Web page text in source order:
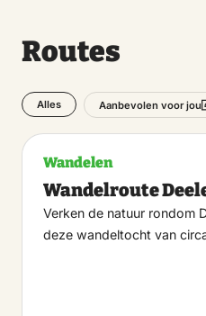
Routes
Alles Aanbevolen voor jou
Wandelen
Wandelroute
Verken de natuur rondom
deze wandeltocht van